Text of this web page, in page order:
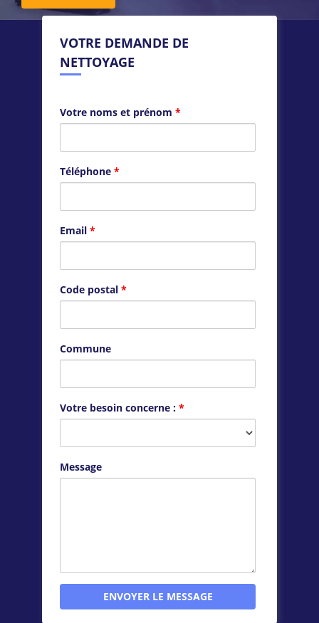
VOTRE DEMANDE DE
NETTOYAGE
Votre noms et prénom *
Téléphone *
Email *
Code postal *
Commune
Votre besoin concerne : *
Message